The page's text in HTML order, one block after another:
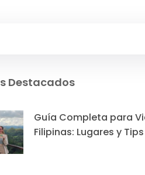
Destacados
Guía Completa para
Filipinas: Lugares y Tips